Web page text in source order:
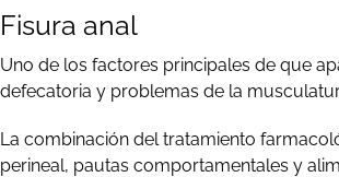
Fisura anal
Uno de los factores principales de que
defecatoria y problemas de la
La combinación del tratamiento
perineal, pautas comportamentales y